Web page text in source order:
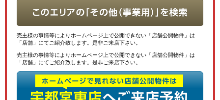
売主様の事情等によりホームページ上で公開できない「店舗公開物件」は
「店舗」にてご紹介致します。是非ご来店下さい。
売主様の事情等によりホームページ上で公開できない「店舗公開物件」は
「店舗」にてご紹介致します。是非ご来店下さい。